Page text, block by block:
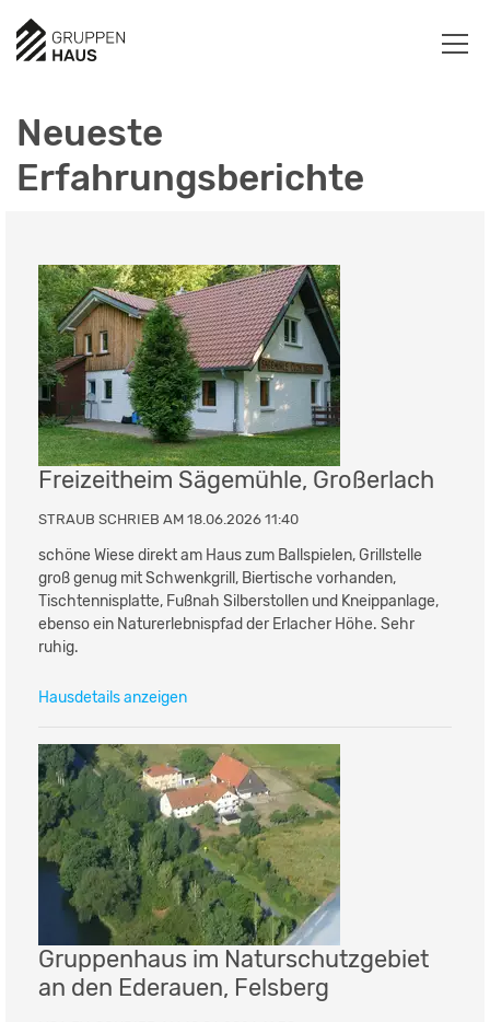
Neueste
Erfahrungsberichte
Freizeitheim Sägemühle, Großerlach
STRAUB SCHRIEB AM 18.06.2026 11:40
schöne Wiese direkt am Haus zum Ballspielen, Grillstelle
groß genug mit Schwenkgrill, Biertische vorhanden,
Tischtennisplatte, Fußnah Silberstollen und Kneippanlage,
ebenso ein Naturerlebnispfad der Erlacher Höhe. Sehr
ruhig.
Hausdetails anzeigen
Gruppenhaus im Naturschutzgebiet
an den Ederauen, Felsberg